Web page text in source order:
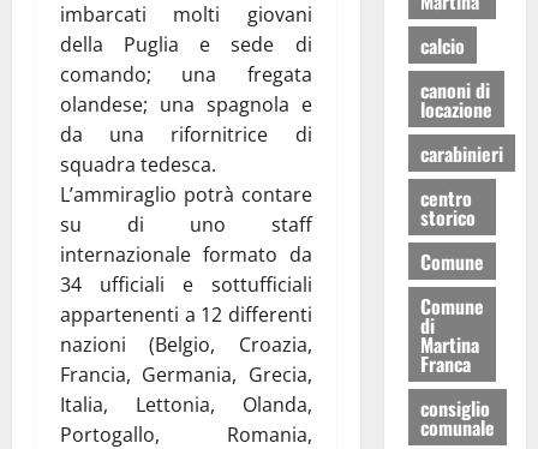
imbarcati molti giovani
della Puglia e sede di
comando; una fregata
olandese; una spagnola e
da una rifornitrice di
squadra tedesca.
L’ammiraglio potrà contare
su di uno staff
internazionale formato da
34 ufficiali e sottufficiali
appartenenti a 12 differenti
nazioni (Belgio, Croazia,
Francia, Germania, Grecia,
Italia, Lettonia, Olanda,
Portogallo, Romania,
calcio
canoni di
locazione
carabinieri
centro
storico
Comune
Comune
di
Martina
Franca
consiglio
comunale